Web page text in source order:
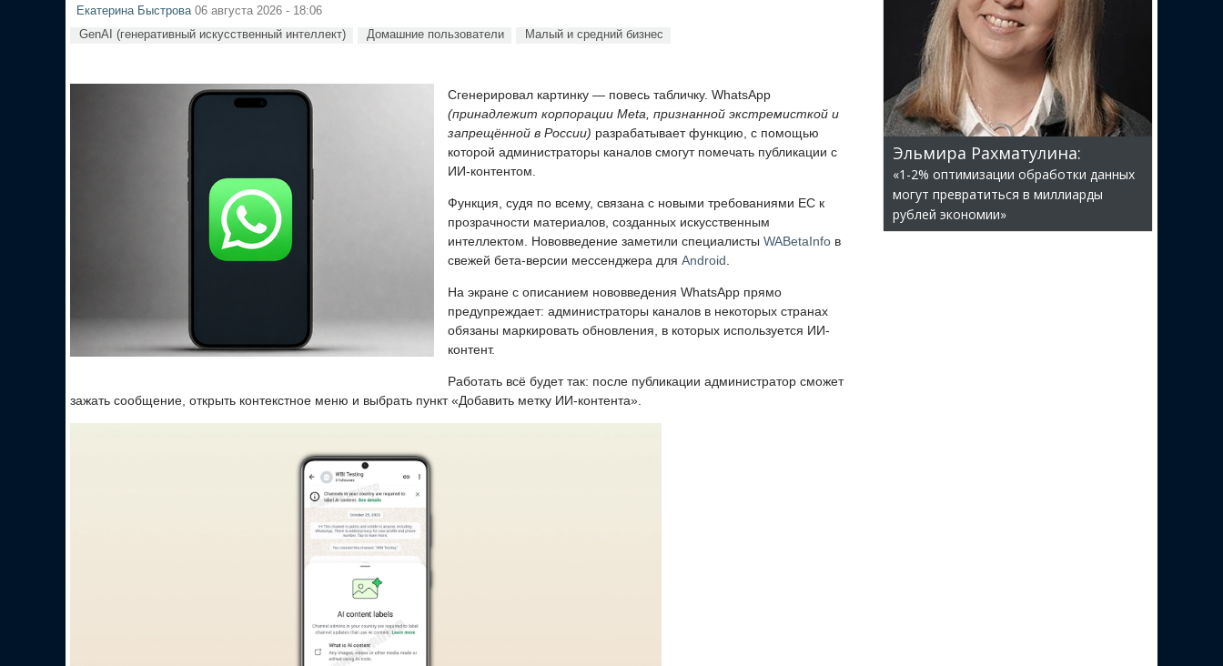
Екатерина Быстрова 06 августа 2026 - 18:06
GenAI (генеративный искусственный интеллект) Домашние пользователи Малый и средний бизнес
Сгенерировал картинку — повесь табличку. WhatsApp
(принадлежит корпорации Meta, признанной экстремисткой и
запрещённой в России) разрабатывает функцию, с помощью
которой администраторы каналов смогут помечать публикации с
ИИ-контентом.
Функция, судя по всему, связана с новыми требованиями ЕС к
прозрачности материалов, созданных искусственным
интеллектом. Нововведение заметили специалисты WABetaInfo в
свежей бета-версии мессенджера для Android
На экране с описанием нововведения WhatsApp прямо
предупреждает: администраторы каналов в некоторых странах
обязаны маркировать обновления, в которых используется ИИ-
контент.
Работать всё будет так: после публикации администратор сможет
зажать сообщение, открыть контекстное меню и выбрать пункт «Добавить метку ИИ-контента».
Эльмира Рахматулина:
«1-2% оптимизации обработки данных
могут превратиться в миллиарды
рублей экономии»